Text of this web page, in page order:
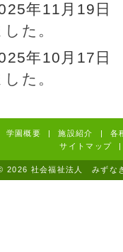
年11月19
した。
年10月17
した。
学園概要 | 施設紹介 |
各
サイトマップ
|
2026 社会福祉法人 み